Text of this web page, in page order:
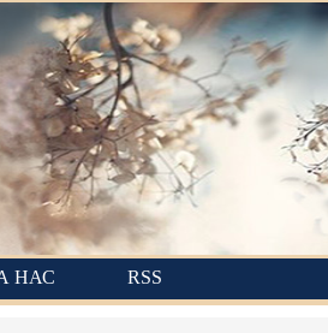
НАС RSS